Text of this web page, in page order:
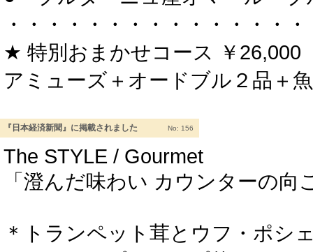
・・・・・・・・・・・・・・・
★ 特別おまかせコース ￥26,000
アミューズ＋オードブル２品＋
『日本経済新聞』に掲載されました No: 156
The STYLE / Gourmet
「澄んだ味わい カウンターの向
＊トランペット茸とウフ・ポシ